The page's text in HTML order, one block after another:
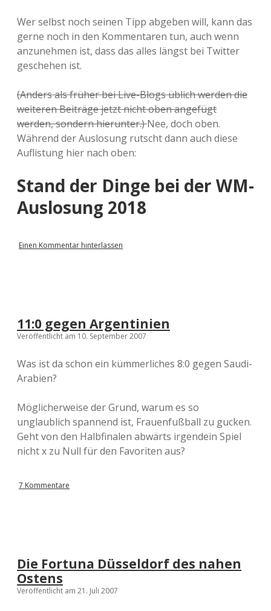
Wer selbst noch seinen Tipp abgeben will, kann das
gerne noch in den Kommentaren tun, auch wenn
anzunehmen ist, dass das alles längst bei Twitter
geschehen ist.
(Anders als früher bei Live-Blogs üblich werden die
weiteren Beiträge jetzt nicht oben angefügt
werden, sondern hierunter.)Nee, doch oben.
Während der Auslosung rutscht dann auch diese
Auflistung hier nach oben:
Stand der Dinge bei der WM-
Auslosung 2018
Einen Kommentar hinterlassen
11:0 gegen Argentinien
Veröffentlicht am 10. September 2007
Was ist da schon ein kümmerliches 8:0 gegen Saudi-
Arabien?
Möglicherweise der Grund, warum es so
unglaublich spannend ist, Frauenfußball zu gucken.
Geht von den Halbfinalen abwärts irgendein Spiel
nicht x zu Null für den Favoriten aus?
7 Kommentare
Die Fortuna Düsseldorf des nahen
Ostens
Veröffentlicht am 21. Juli 2007